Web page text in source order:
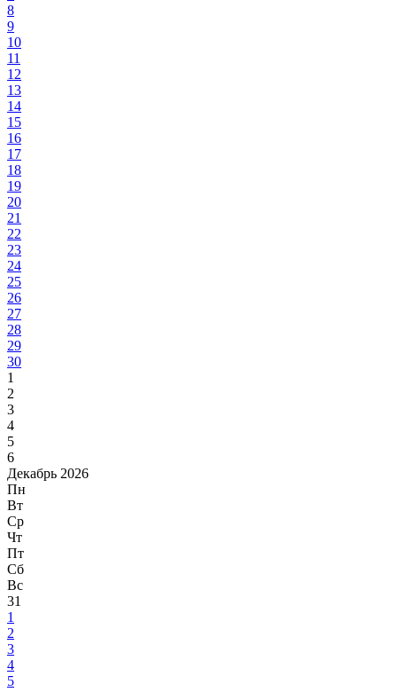
8
9
10
11
12
13
14
15
16
17
18
19
20
21
22
23
24
25
26
27
28
29
30
1
2
3
4
5
6
Декабрь 2026
Пн
Вт
Ср
Чт
Пт
Сб
Вс
31
1
2
3
4
5